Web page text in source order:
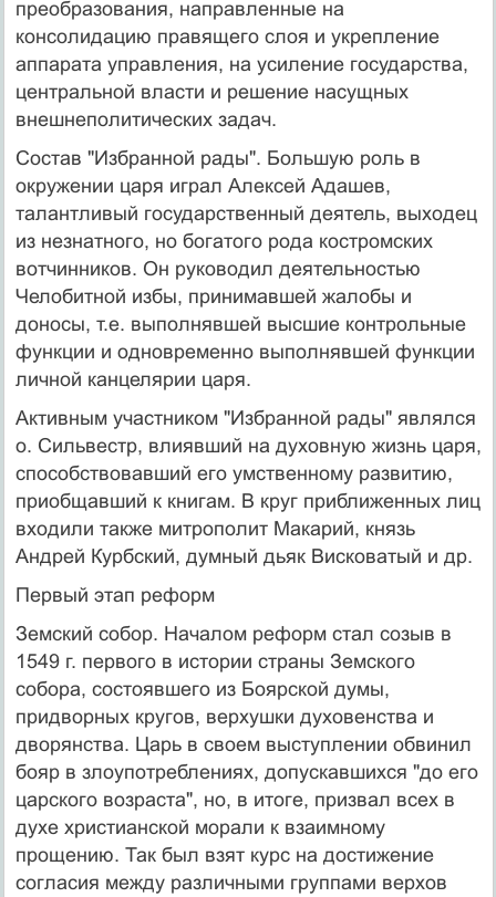
преобразования, направленные на
консолидацию правящего слоя и укрепление
аппарата управления, на усиление государства,
центральной власти и решение насущных
внешнеполитических задач.
Состав "Избранной рады". Большую роль в
окружении царя играл Алексей Адашев,
талантливый государственный деятель, выходец
из незнатного, но богатого рода костромских
вотчинников. Он руководил деятельностью
Челобитной избы, принимавшей жалобы и
доносы, т.е. выполнявшей высшие контрольные
функции и одновременно выполнявшей функции
личной канцелярии царя.
Активным участником "Избранной рады" являлся
о. Сильвестр, влиявший на духовную жизнь царя,
способствовавший его умственному развитию,
приобщавший к книгам. В круг приближенных лиц
входили также митрополит Макарий, князь
Андрей Курбский, думный дьяк Висковатый и др.
Первый этап реформ
Земский собор. Началом реформ стал созыв в
1549 г. первого в истории страны Земского
собора, состоявшего из Боярской думы,
придворных кругов, верхушки духовенства и
дворянства. Царь в своем выступлении обвинил
бояр в злоупотреблениях, допускавшихся "до его
царского возраста", но, в итоге, призвал всех в
духе христианской морали к взаимному
прощению. Так был взят курс на достижение
согласия между различными группами верхов